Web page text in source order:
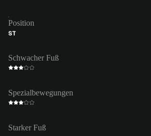
Position
ST
Schwacher Fuß
Spezialbewegungen
Starker Fuß